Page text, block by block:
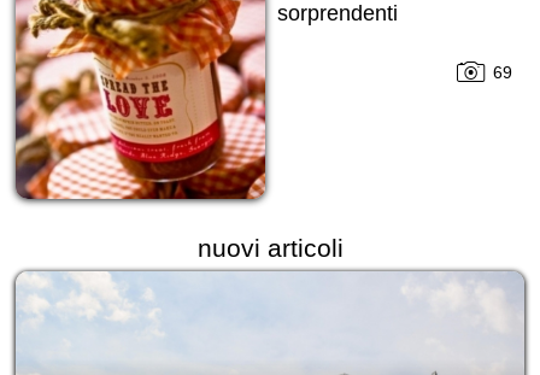
sorprendenti
69
nuovi articoli